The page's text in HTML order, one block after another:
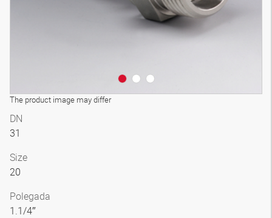
The product image may differ
DN
31
Size
20
Polegada
1.1/4″